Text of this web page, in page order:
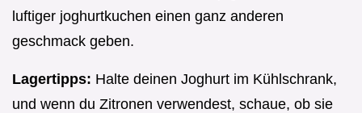
luftiger joghurtkuchen einen ganz anderen
geschmack geben.
Lagertipps: Halte deinen Joghurt im Kühlschrank,
und wenn du Zitronen verwendest, schaue, ob sie